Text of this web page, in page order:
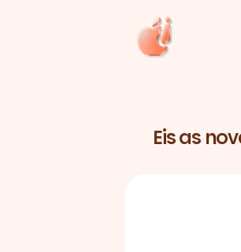
Eis as